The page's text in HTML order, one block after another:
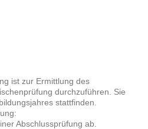
ist zur Ermittlung des
durchzuführen. Sie
stattfinden.
Abschlussprüfung ab.